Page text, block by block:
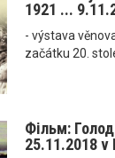
1921 ...
- výstava
začátku 20.
Фільм:
25.11.2018 v